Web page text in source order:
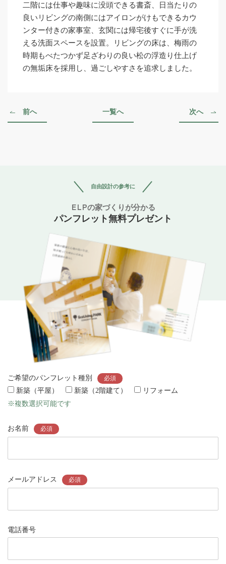
二階には仕事や趣味に没頭できる書斎、日当たりの
良いリビングの南側にはアイロンがけもできるカウ
ンター付きの家事室、玄関には帰宅後すぐに手が洗
える洗面スペースを設置。リビングの床は、梅雨の
時期もべたつかず足ざわりの良い松の浮造り仕上げ
の無垢床を採用し、過ごしやすさを追求しました。
前へ 一覧へ 次へ
自由設計の参考に
ELPの家づくりが分かる
パンフレット無料プレゼント
ご希望のパンフレット種別 必須
新築（平屋） 新築（2階建て） リフォーム
※複数選択可能です
お名前 必須
メールアドレス 必須
電話番号